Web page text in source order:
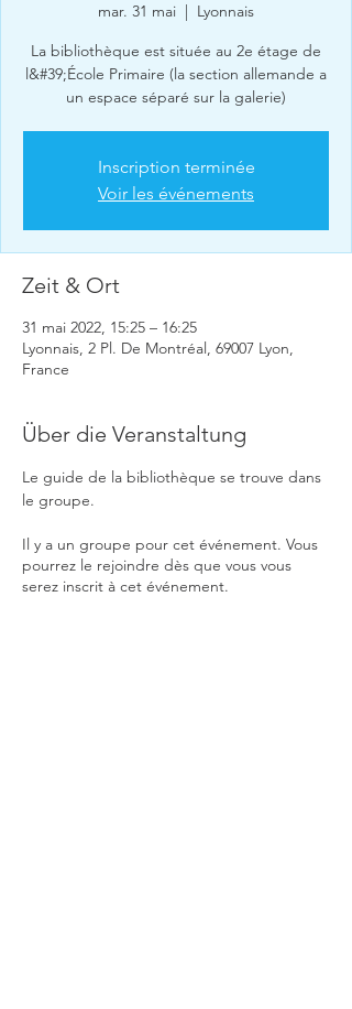
mar. 31 mai
  |
Lyonnais
La bibliothèque est située au 2e étage de
l&#39;École Primaire (la section allemande a
un espace séparé sur la galerie)
Inscription terminée
Voir les événements
Zeit & Ort
31 mai 2022, 15:25 – 16:25
Lyonnais, 2 Pl. De Montréal, 69007 Lyon,
France
Über die Veranstaltung
Le guide de la bibliothèque se trouve dans
le groupe.
Il y a un groupe pour cet événement. Vous
pourrez le rejoindre dès que vous vous
serez inscrit à cet événement.